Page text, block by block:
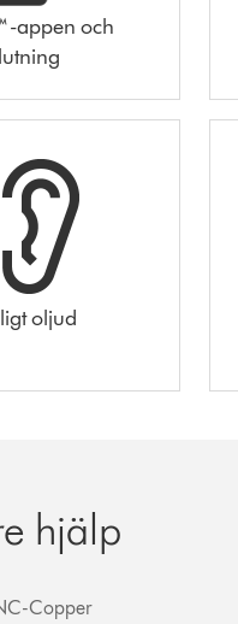
appen och
oljud
hjälp
Copper